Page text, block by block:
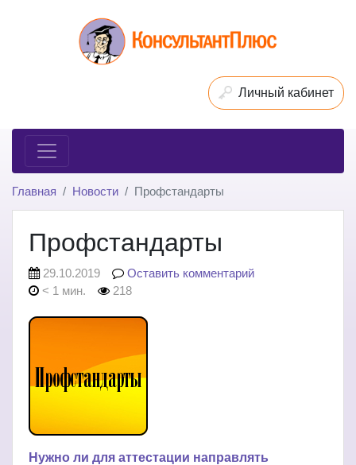
Личный кабинет
Главная Новости Профстандарты
Профстандарты
29.10.2019
Оставить комментарий
< 1 мин.
218
Нужно ли для аттестации направлять